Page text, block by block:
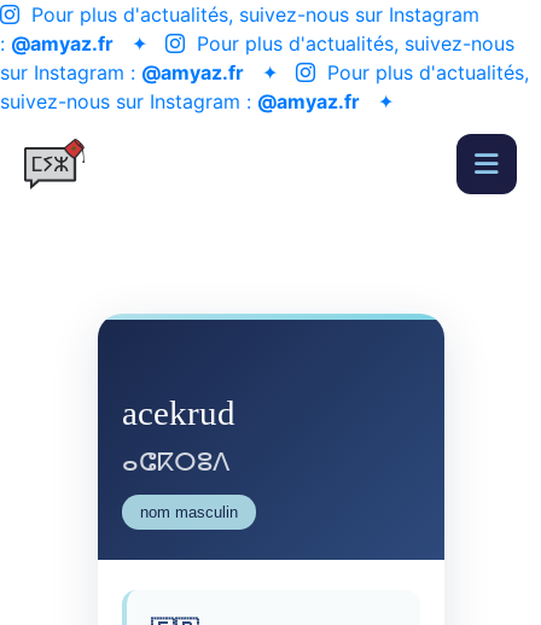
Pour plus d'actualités, suivez-nous sur Instagram
: @amyaz.fr ✦
Pour plus d'actualités, suivez-nous
sur Instagram : @amyaz.fr ✦
Pour plus d'actualités,
suivez-nous sur Instagram : @amyaz.fr ✦
acekrud
ⴰⵛⴽⵔⵓⴷ
nom masculin